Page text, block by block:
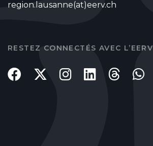
region.lausanne(at)eerv.ch
RESTEZ CONNECTÉS AVEC L’EERV